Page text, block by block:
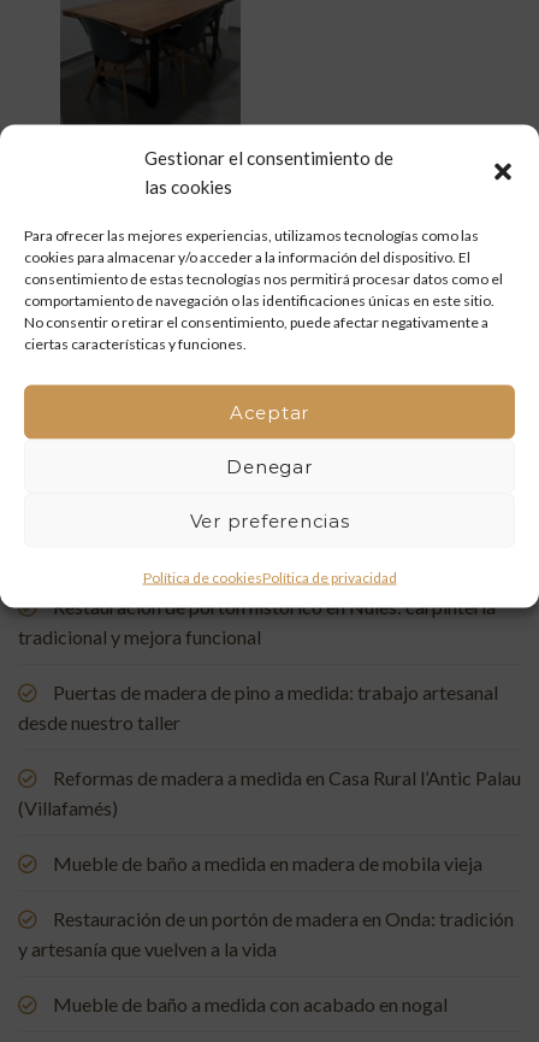
Gestionar el consentimiento de
las cookies
Para ofrecer las mejores experiencias, utilizamos tecnologías como las
cookies para almacenar y/o acceder a la información del dispositivo. El
consentimiento de estas tecnologías nos permitirá procesar datos como el
comportamiento de navegación o las identificaciones únicas en este sitio.
No consentir o retirar el consentimiento, puede afectar negativamente a
ciertas características y funciones.
Aceptar
Denegar
Ver preferencias
Política de cookiesPolítica de privacidad
Share:
ENTRADAS RECIENTES
Restauración de portón histórico en Nules: carpintería
tradicional y mejora funcional
Puertas de madera de pino a medida: trabajo artesanal
desde nuestro taller
Reformas de madera a medida en Casa Rural l’Antic Palau
(Villafamés)
Mueble de baño a medida en madera de mobila vieja
Restauración de un portón de madera en Onda: tradición
y artesanía que vuelven a la vida
Mueble de baño a medida con acabado en nogal